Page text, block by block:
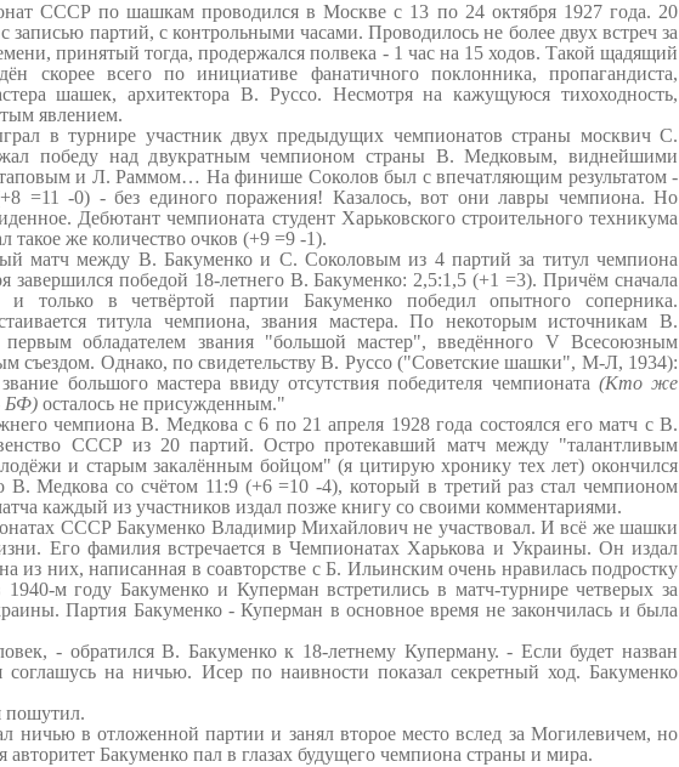
СССР по шашкам проводился в Москве с 13 по 24 октября 1927 года. 20
записью партий, с контрольными часами. Проводилось не более двух встреч за
принятый тогда, продержался полвека - 1 час на 15 ходов. Такой щадящий
скорее всего по инициативе фанатичного поклонника, пропагандиста,
шашек, архитектора В. Руссо. Несмотря на кажущуюся тихоходность,
явлением.
в турнире участник двух предыдущих чемпионатов страны москвич С.
победу над двукратным чемпионом страны В. Медковым, виднейшими
и Л. Раммом… На финише Соколов был с впечатляющим результатом -
=11 -0) - без единого поражения! Казалось, вот они лавры чемпиона. Но
Дебютант чемпионата студент Харьковского строительного техникума
такое же количество очков (+9 =9 -1).
матч между В. Бакуменко и С. Соколовым из 4 партий за титул чемпиона
завершился победой 18-летнего В. Бакуменко: 2,5:1,5 (+1 =3). Причём сначала
только в четвёртой партии Бакуменко победил опытного соперника.
титула чемпиона, звания мастера. По некоторым источникам В.
обладателем звания "большой мастер", введённого V Всесоюзным
съездом. Однако, по свидетельству В. Руссо ("Советские шашки", М-Л, 1934):
большого мастера ввиду отсутствия победителя чемпионата (Кто же
БФ) осталось не присужденным."
чемпиона В. Медкова с 6 по 21 апреля 1928 года состоялся его матч с В.
СССР из 20 партий. Остро протекавший матч между "талантливым
и старым закалённым бойцом" (я цитирую хронику тех лет) окончился
В. Медкова со счётом 11:9 (+6 =10 -4), который в третий раз стал чемпионом
каждый из участников издал позже книгу со своими комментариями.
СССР Бакуменко Владимир Михайлович не участвовал. И всё же шашки
Его фамилия встречается в Чемпионатах Харькова и Украины. Он издал
из них, написанная в соавторстве с Б. Ильинским очень нравилась подростку
м году Бакуменко и Куперман встретились в матч-турнире четверых за
Партия Бакуменко - Куперман в основное время не закончилась и была
- обратился В. Бакуменко к 18-летнему Куперману. - Если будет назван
на ничью. Исер по наивности показал секретный ход. Бакуменко
пошутил.
ничью в отложенной партии и занял второе место вслед за Могилевичем, но
авторитет Бакуменко пал в глазах будущего чемпиона страны и мира.